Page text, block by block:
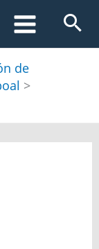
de
>